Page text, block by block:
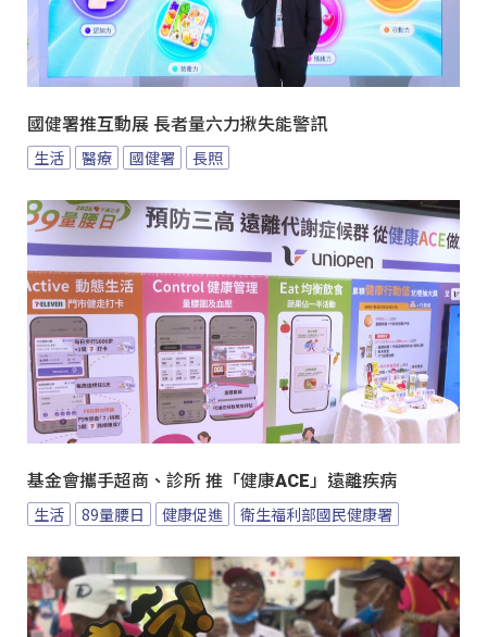
國健署推互動展 長者量六力揪失能警訊
生活 醫療 國健署 長照
基金會攜手超商、診所 推「健康ACE」遠離疾病
生活 89量腰日 健康促進 衛生福利部國民健康署